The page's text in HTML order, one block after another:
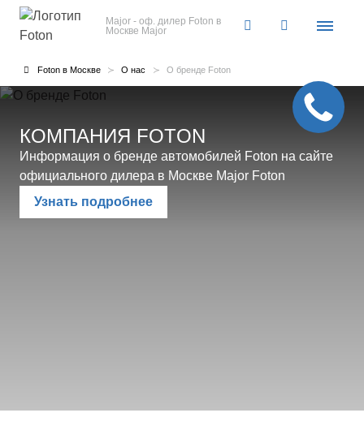
Major - оф. дилер Foton в
Москве Major
Foton в Москве О нас О бренде Foton
КОМПАНИЯ FOTON
Информация о бренде автомобилей Foton на сайте
официального дилера в Москве Major Foton
Узнать подробнее